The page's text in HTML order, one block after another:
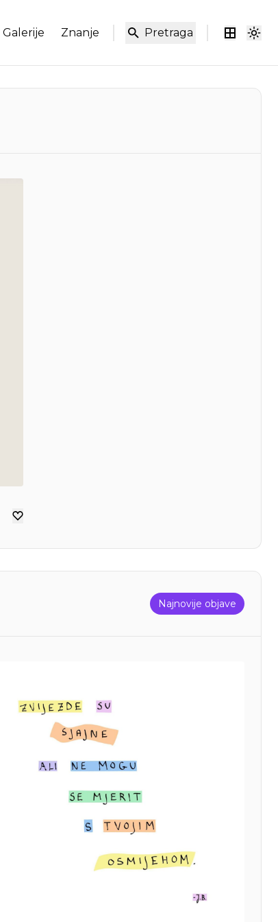
Pretraga
Galerije Znanje
Najnovije objave